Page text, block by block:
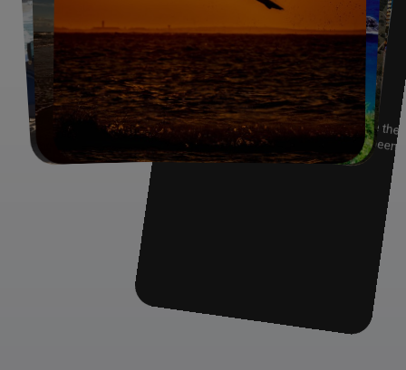
Braziliaanse strandbestemmingen als Fortaleza,
Jericoacoara, Cumbuco, Canao Quebrada, Fernando de
Noronha en de regio van Natal met de badplaats Pipa en
Joao Pessoa.
Meer naar het zuiden van de Braziliaanse noordoost kust
komt u langs prachtige badplaatsen, zoals Porto de
Galinhas, Maragogi, Maceio, Praia do Forte, Salvador en
Morro de Sao Paulo. In het Zuiden van de staat Bahia zijn
exclusieve en rustige badplaatsen te vinden zoals,
Trancoso en Arraial d'Ajuda.
De omgeving van Rio is uiteraard ook fantastisch voor een
strandvakantie. Denk hierbij aan Buzios, Ilha Grande, of